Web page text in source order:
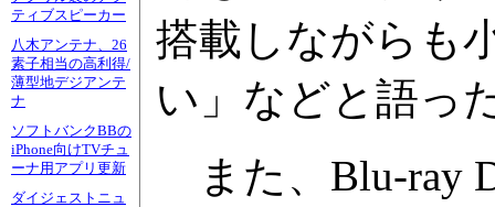
ティブスピーカー
八木アンテナ、26
素子相当の高利得/
薄型地デジアンテ
ナ
ソフトバンクBBの
iPhone向けTVチュ
ーナ用アプリ更新
ダイジェストニュ
搭載しながらも
い」などと語っ
また、Blu-ray